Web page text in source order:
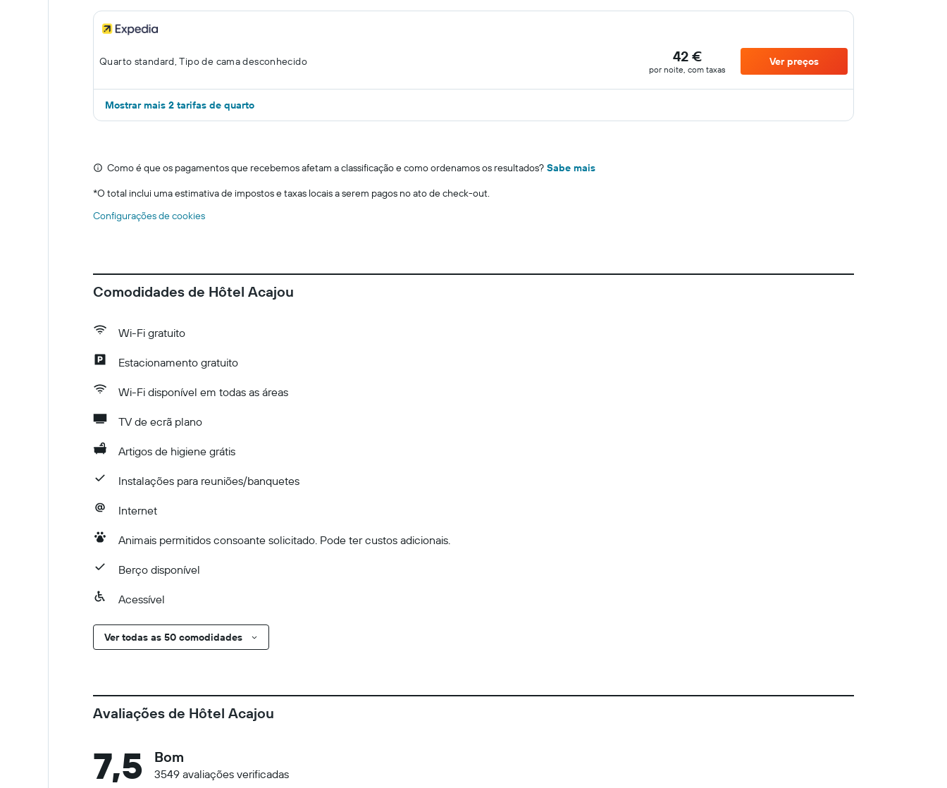
Quarto standard, Tipo de cama desconhecido 42 €
por noite, com taxas
Ver preços
Mostrar mais 2 tarifas de quarto
Como é que os pagamentos que recebemos afetam a classificação e como ordenamos os resultados? Sabe mais
*O total inclui uma estimativa de impostos e taxas locais a serem pagos no ato de check-out.
Configurações de cookies
Comodidades de Hôtel Acajou
Wi-Fi gratuito
Estacionamento gratuito
Wi-Fi disponível em todas as áreas
TV de ecrã plano
Artigos de higiene grátis
Instalações para reuniões/banquetes
Internet
Animais permitidos consoante solicitado. Pode ter custos adicionais.
Berço disponível
Acessível
Ver todas as 50 comodidades
Avaliações de Hôtel Acajou
7,5 Bom
3549 avaliações verificadas